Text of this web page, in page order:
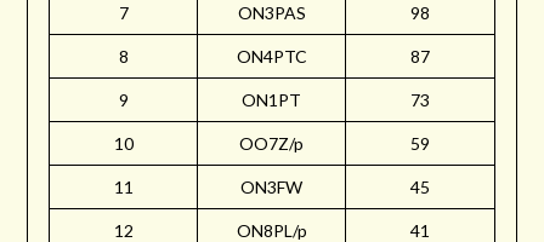
7 ON3PAS 98
8 ON4PTC 87
9 ON1PT 73
10 OO7Z/p 59
11 ON3FW 45
12 ON8PL/p 41